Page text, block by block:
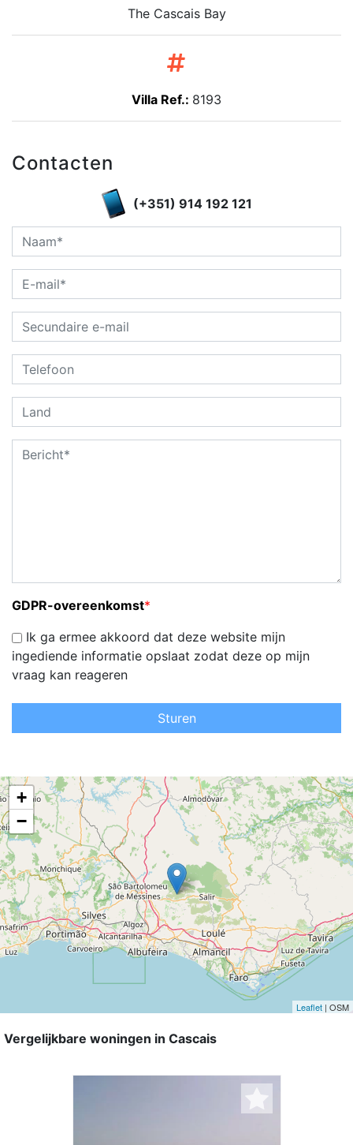
The Cascais Bay
Villa Ref.: 8193
Contacten
(+351) 914 192 121
GDPR-overeenkomst*
Ik ga ermee akkoord dat deze website mijn
ingediende informatie opslaat zodat deze op mijn
vraag kan reageren
Sturen
+
−
Leaflet | OSM
Vergelijkbare woningen in Cascais